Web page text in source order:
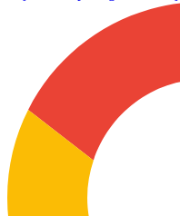
Braga ubjedljiva, Železničar
Zrinjski ispao od Islanđana,